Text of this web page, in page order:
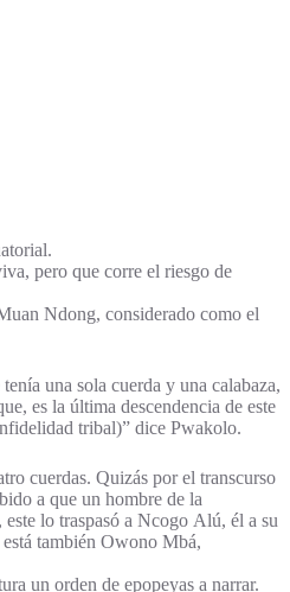
pero que corre el riesgo de
Ndong, considerado como el
una sola cuerda y una calabaza,
es la última descendencia de este
tribal)” dice Pwakolo.
cuerdas. Quizás por el transcurso
a que un hombre de la
lo traspasó a Ncogo Alú, él a su
también Owono Mbá,
un orden de epopeyas a narrar.